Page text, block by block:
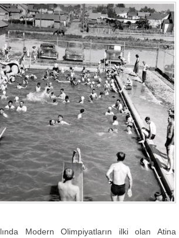
Modern Olimpiyatların ilki olan Atina